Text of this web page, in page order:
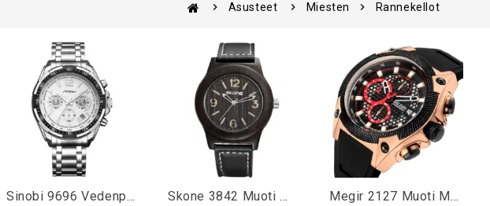
Asusteet Miesten Rannekellot
Sinobi 9696 Vedenpitävä Kalenteri Miesten Kello Täysteräksinen Valonäytöllinen Kvartsikello
Skone 3842 Muoti Miesten Kvartsikello Rento Nahkaranneke Puinen Rannekello
Megir 2127 Muoti Miesten Kello Monitoimikronograafi Urheilukvartsikello